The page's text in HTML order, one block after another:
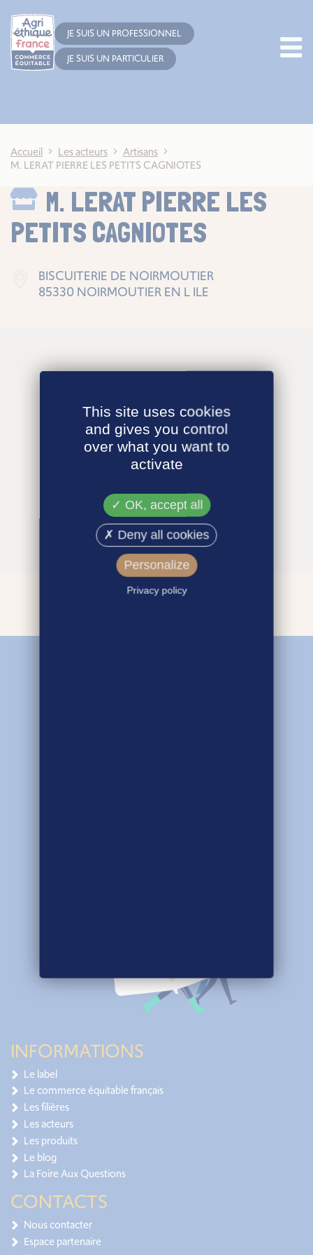
JE SUIS UN PROFESSIONNEL
JE SUIS UN PARTICULIER
Accueil Les acteurs
Artisans
M. LERAT PIERRE LES PETITS CAGNIOTES
M. LERAT PIERRE LES
PETITS CAGNIOTES
BISCUITERIE DE NOIRMOUTIER
85330 NOIRMOUTIER EN L ILE
INFORMATIONS
Le label
Le commerce équitable français
Les filières
Les acteurs
Les produits
Le blog
La Foire Aux Questions
CONTACTS
Nous contacter
Espace partenaire
This site uses cookies
and gives you control
over what you want to
activate
OK, accept all
Deny all cookies
Personalize
Privacy policy